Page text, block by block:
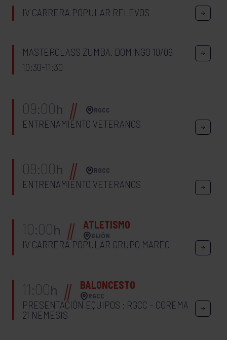
IV CARRERA POPULAR RELEVOS
MASTERCLASS ZUMBA. DOMINGO 10/09
10:30-11:30
09:00h RGCC
ENTRENAMIENTO VETERANOS
09:00h RGCC
ENTRENAMIENTO VETERANOS
10:00h ATLETISMO
GIJÓN
IV CARRERA POPULAR GRUPO MAREO
11:00h BALONCESTO
RGCC
PRESENTACIÓN EQUIPOS : RGCC – COREMA
21 NEMESIS